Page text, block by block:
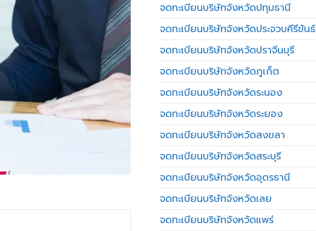
จดทะเบียนบริษัทจังหวัดปทุมธานี
จดทะเบียนบริษัทจังหวัดประจวบคีรีขันธ์
จดทะเบียนบริษัทจังหวัดปราจีนบุรี
จดทะเบียนบริษัทจังหวัดภูเก็ต
จดทะเบียนบริษัทจังหวัดระนอง
จดทะเบียนบริษัทจังหวัดระยอง
จดทะเบียนบริษัทจังหวัดสงขลา
จดทะเบียนบริษัทจังหวัดสระบุรี
จดทะเบียนบริษัทจังหวัดอุดรธานี
จดทะเบียนบริษัทจังหวัดเลย
จดทะเบียนบริษัทจังหวัดแพร่